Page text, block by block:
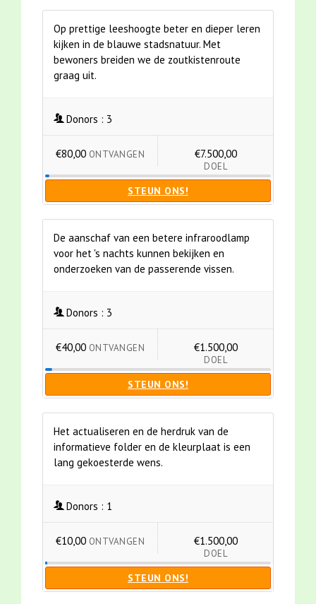
Op prettige leeshoogte beter en dieper leren
kijken in de blauwe stadsnatuur. Met
bewoners breiden we de zoutkistenroute
graag uit.
Donors : 3
€80,00 ONTVANGEN €7.500,00
DOEL
STEUN ONS!
De aanschaf van een betere infraroodlamp
voor het 's nachts kunnen bekijken en
onderzoeken van de passerende vissen.
Donors : 3
€40,00 ONTVANGEN €1.500,00
DOEL
STEUN ONS!
Het actualiseren en de herdruk van de
informatieve folder en de kleurplaat is een
lang gekoesterde wens.
Donors : 1
€10,00 ONTVANGEN €1.500,00
DOEL
STEUN ONS!